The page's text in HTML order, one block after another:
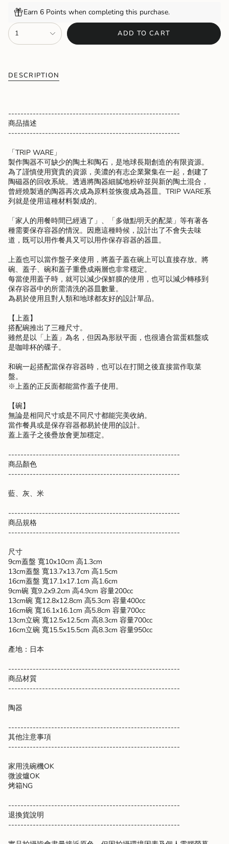
Earn 6 Points when completing this purchase.
{"in_cart_html"=>"
<span
class=\"quantity-
quantity
cart",
"decrease"=>"Decrease
quantity
{{
product
}}",
"multiples_of"=>"Increments
of
{{
}}",
"minimum_of"=>"Minimum
of
quantity
}}",
"maximum_of"=>"Maximum
of
{{
}}"}
1 ADD TO CART
DESCRIPTION
--------------------------------------------------------
商品描述
--------------------------------------------------------
「TRIP WARE」
製作陶器不可缺少的陶土和陶石，是地球長期創造的有限資源。
為了謹慎使用寶貴的資源，美濃的有志企業聚集在一起，創建了
陶磁器的回收系統。透過將陶器細膩地粉碎並與新的陶土混合，
曾經燒製過的陶器再次成為原料並恢復成為器皿。TRIP WARE系
列就是使用這種材料製成的。
「家人的用餐時間已經過了」、「多做點明天的配菜」等有著各
種需要保存容器的情況。因應這種時候，設計出了不會失去味
道，既可以用作餐具又可以用作保存容器的器皿。
上蓋也可以當作盤子來使用，將蓋子蓋在碗上可以直接存放。將
碗、蓋子、碗和蓋子重疊成兩層也非常穩定。
每當使用蓋子時，就可以減少保鮮膜的使用，也可以減少轉移到
保存容器中的所需清洗的器皿數量。
為易於使用且對人類和地球都友好的設計單品。
【上蓋】
搭配碗推出了三種尺寸。
雖然是以「上蓋」為名，但因為形狀平面，也很適合當蛋糕盤或
是咖啡杯的碟子。
和碗一起搭配當保存容器時，也可以在打開之後直接當作取菜
盤。
※上蓋的正反面都能當作蓋子使用。
【碗】
無論是相同尺寸或是不同尺寸都能完美收納。
當作餐具或是保存容器都易於使用的設計。
蓋上蓋子之後疊放會更加穩定。
--------------------------------------------------------
商品顏色
--------------------------------------------------------
藍、灰、米
--------------------------------------------------------
商品規格
--------------------------------------------------------
尺寸
9cm蓋盤 寬10x10cm 高1.3cm
13cm蓋盤 寬13.7x13.7cm 高1.5cm
16cm蓋盤 寬17.1x17.1cm 高1.6cm
9cm碗 寬9.2x9.2cm 高4.9cm 容量200cc
13cm碗 寬12.8x12.8cm 高5.3cm 容量400cc
16cm碗 寬16.1x16.1cm 高5.8cm 容量700cc
13cm立碗 寬12.5x12.5cm 高8.3cm 容量700cc
16cm立碗 寬15.5x15.5cm 高8.3cm 容量950cc
產地：日本
--------------------------------------------------------
商品材質
--------------------------------------------------------
陶器
--------------------------------------------------------
其他注意事項
--------------------------------------------------------
家用洗碗機OK
微波爐OK
烤箱NG
--------------------------------------------------------
退換貨說明
--------------------------------------------------------